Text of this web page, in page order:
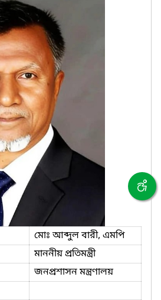
মোঃ আব্দুল বারী, এমপি
মাননীয় প্রতিমন্ত্রী
জনপ্রশাসন মন্ত্রণালয়